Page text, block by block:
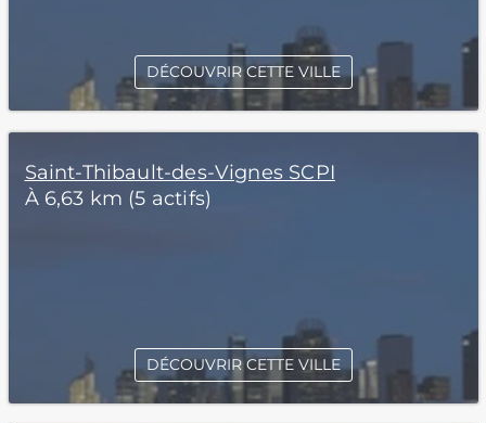
DÉCOUVRIR CETTE VILLE
Saint-Thibault-des-Vignes SCPI
À 6,63 km (5 actifs)
DÉCOUVRIR CETTE VILLE